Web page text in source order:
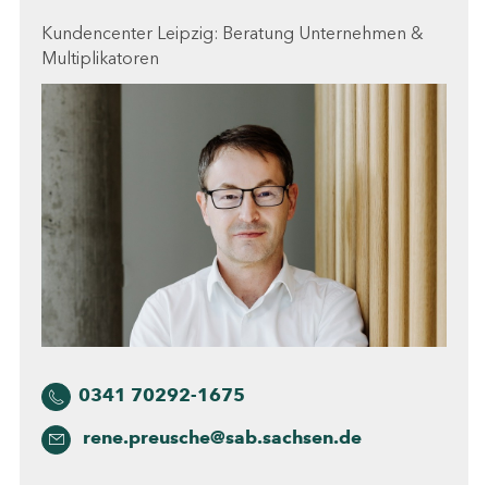
Kundencenter Leipzig: Beratung Unternehmen &
Multiplikatoren
0341 70292-1675
rene.preusche@sab.sachsen.de